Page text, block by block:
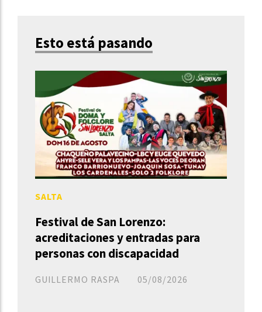
Esto está pasando
Festival de San Lorenzo:
acreditaciones y entradas para
personas con discapacidad
GUILLERMO RASPA
SALTA
05/08/2026